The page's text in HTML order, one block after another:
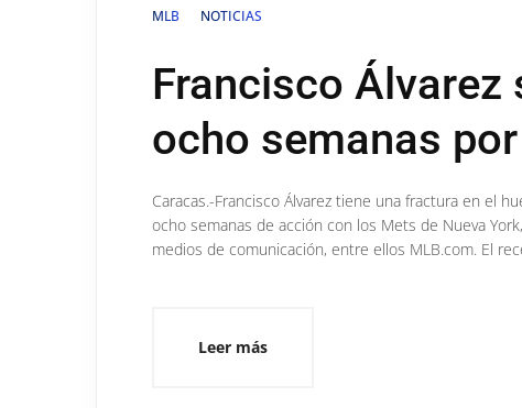
MLB NOTICIAS
Francisco Álvarez
ocho semanas
Caracas.-Francisco Álvarez tiene una fractura en el
ocho semanas de acción con los Mets de Nueva
medios de comunicación, entre ellos MLB.com. El
Leer más